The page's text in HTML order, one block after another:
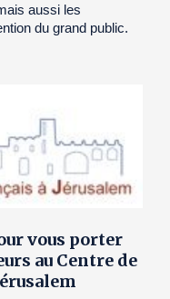
aussi les
du grand public.
vous porter
au Centre de